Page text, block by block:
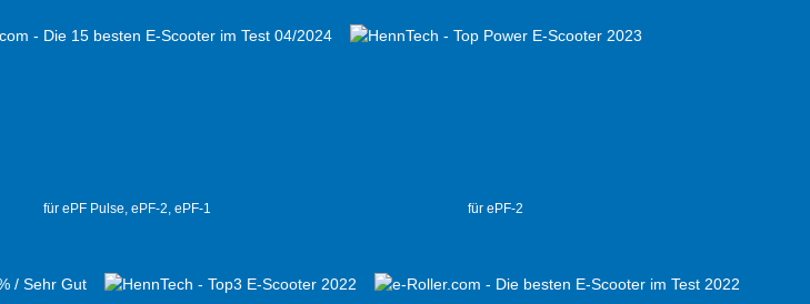
für ePF Pulse, ePF-2, ePF-1 für ePF-2